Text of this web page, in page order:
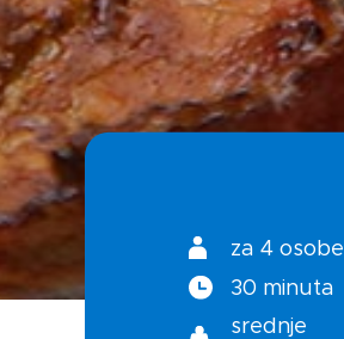
Kontakt
za 4 osobe
30 minuta
srednje